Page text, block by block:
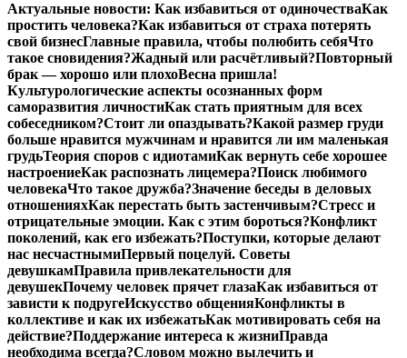
Актуальные новости: Как избавиться от одиночестваКак
простить человека?Как избавиться от страха потерять
свой бизнесГлавные правила, чтобы полюбить себяЧто
такое сновидения?Жадный или расчётливый?Повторный
брак — хорошо или плохоВесна пришла!
Культурологические аспекты осознанных форм
саморазвития личностиКак стать приятным для всех
собеседником?Стоит ли опаздывать?Какой размер груди
больше нравится мужчинам и нравится ли им маленькая
грудьТеория споров с идиотамиКак вернуть себе хорошее
настроениеКак распознать лицемера?Поиск любимого
человекаЧто такое дружба?Значение беседы в деловых
отношенияхКак перестать быть застенчивым?Стресс и
отрицательные эмоции. Как с этим бороться?Конфликт
поколений, как его избежать?Поступки, которые делают
нас несчастнымиПервый поцелуй. Советы
девушкамПравила привлекательности для
девушекПочему человек прячет глазаКак избавиться от
зависти к подругеИскусство общенияКонфликты в
коллективе и как их избежатьКак мотивировать себя на
действие?Поддержание интереса к жизниПравда
необходима всегда?Словом можно вылечить и